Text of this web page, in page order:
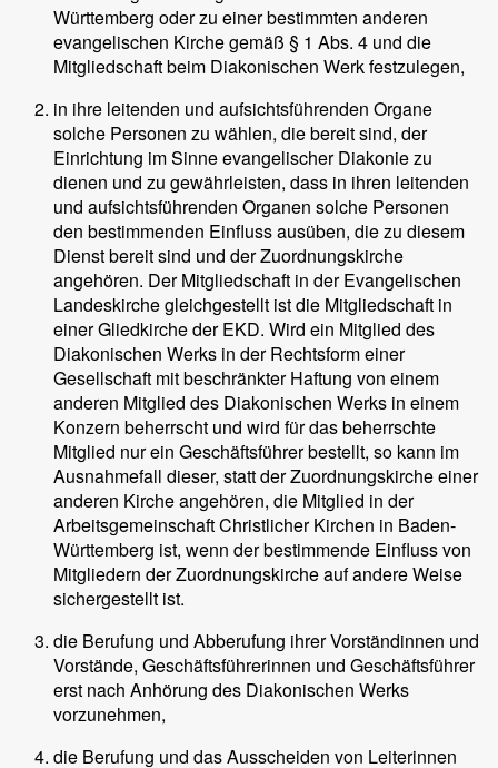
Württemberg oder zu einer bestimmten anderen
evangelischen Kirche gemäß § 1 Abs. 4 und die
Mitgliedschaft beim Diakonischen Werk festzulegen,
in ihre leitenden und aufsichtsführenden Organe
solche Personen zu wählen, die bereit sind, der
Einrichtung im Sinne evangelischer Diakonie zu
dienen und zu gewährleisten, dass in ihren leitenden
und aufsichtsführenden Organen solche Personen
den bestimmenden Einfluss ausüben, die zu diesem
Dienst bereit sind und der Zuordnungskirche
angehören. Der Mitgliedschaft in der Evangelischen
Landeskirche gleichgestellt ist die Mitgliedschaft in
einer Gliedkirche der EKD. Wird ein Mitglied des
Diakonischen Werks in der Rechtsform einer
Gesellschaft mit beschränkter Haftung von einem
anderen Mitglied des Diakonischen Werks in einem
Konzern beherrscht und wird für das beherrschte
Mitglied nur ein Geschäftsführer bestellt, so kann im
Ausnahmefall dieser, statt der Zuordnungskirche einer
anderen Kirche angehören, die Mitglied in der
Arbeitsgemeinschaft Christlicher Kirchen in Baden-
Württemberg ist, wenn der bestimmende Einfluss von
Mitgliedern der Zuordnungskirche auf andere Weise
sichergestellt ist.
die Berufung und Abberufung ihrer Vorständinnen und
Vorstände, Geschäftsführerinnen und Geschäftsführer
erst nach Anhörung des Diakonischen Werks
vorzunehmen,
die Berufung und das Ausscheiden von Leiterinnen